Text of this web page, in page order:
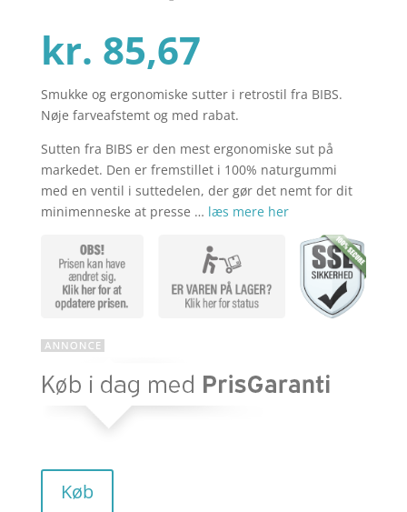
pris
var:
kr.
kr. 85,67Den
aktuelle
pris
er:
kr. 85,67.
Smukke og ergonomiske sutter i retrostil fra BIBS.
Nøje farveafstemt og med rabat.
Sutten fra BIBS er den mest ergonomiske sut på
markedet. Den er fremstillet i 100% naturgummi
med en ventil i suttedelen, der gør det nemt for dit
minimenneske at presse … læs mere her
Køb